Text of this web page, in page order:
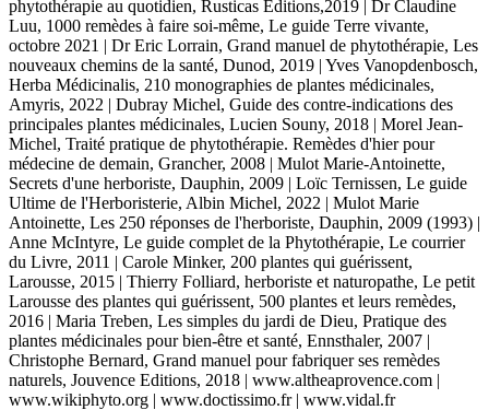
phytothérapie au quotidien, Rusticas Editions,2019 | Dr Claudine
Luu, 1000 remèdes à faire soi-même, Le guide Terre vivante,
octobre 2021 | Dr Eric Lorrain, Grand manuel de phytothérapie, Les
nouveaux chemins de la santé, Dunod, 2019 | Yves Vanopdenbosch,
Herba Médicinalis, 210 monographies de plantes médicinales,
Amyris, 2022 | Dubray Michel, Guide des contre-indications des
principales plantes médicinales, Lucien Souny, 2018 | Morel Jean-
Michel, Traité pratique de phytothérapie. Remèdes d'hier pour
médecine de demain, Grancher, 2008 | Mulot Marie-Antoinette,
Secrets d'une herboriste, Dauphin, 2009 | Loïc Ternissen, Le guide
Ultime de l'Herboristerie, Albin Michel, 2022 | Mulot Marie
Antoinette, Les 250 réponses de l'herboriste, Dauphin, 2009 (1993) |
Anne McIntyre, Le guide complet de la Phytothérapie, Le courrier
du Livre, 2011 | Carole Minker, 200 plantes qui guérissent,
Larousse, 2015 | Thierry Folliard, herboriste et naturopathe, Le petit
Larousse des plantes qui guérissent, 500 plantes et leurs remèdes,
2016 | Maria Treben, Les simples du jardi de Dieu, Pratique des
plantes médicinales pour bien-être et santé, Ennsthaler, 2007 |
Christophe Bernard, Grand manuel pour fabriquer ses remèdes
naturels, Jouvence Editions, 2018 | www.altheaprovence.com |
www.wikiphyto.org | www.doctissimo.fr | www.vidal.fr